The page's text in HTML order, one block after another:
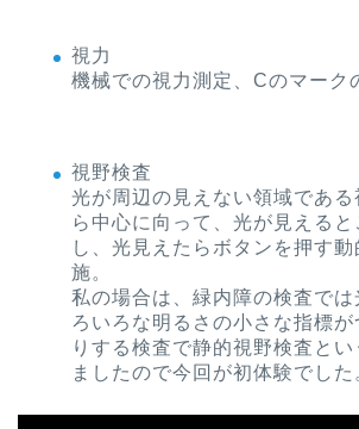
視力
機械での視力測定、Cのマーク
視野検査
光が周辺の見えない領域であ
ら中心に向って、光が見える
し、光見えたらボタンを押す
施。
私の場合は、緑内障の検査で
ろいろな明るさの小さな指標が
りする検査で静的視野検査と
ましたので今回が初体験でした